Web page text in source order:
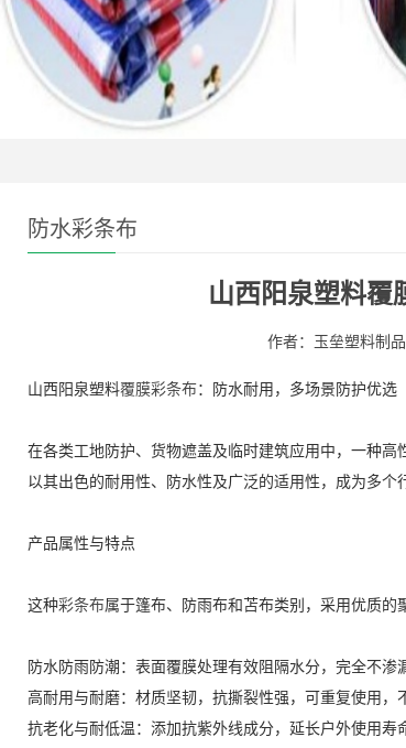
防水彩条布
山西阳泉塑料覆
作者：玉垒塑料制
山西阳泉塑料覆膜彩条布：防水耐用，多场景防护优选
在各类工地防护、货物遮盖及临时建筑应用中，一种
以其出色的耐用性、防水性及广泛的适用性，成为多个
产品属性与特点
这种彩条布属于篷布、防雨布和苫布类别，采用优质的
防水防雨防潮：表面覆膜处理有效阻隔水分，完全不渗
高耐用与耐磨：材质坚韧，抗撕裂性强，可重复使用，
抗老化与耐低温：添加抗紫外线成分，延长户外使用寿